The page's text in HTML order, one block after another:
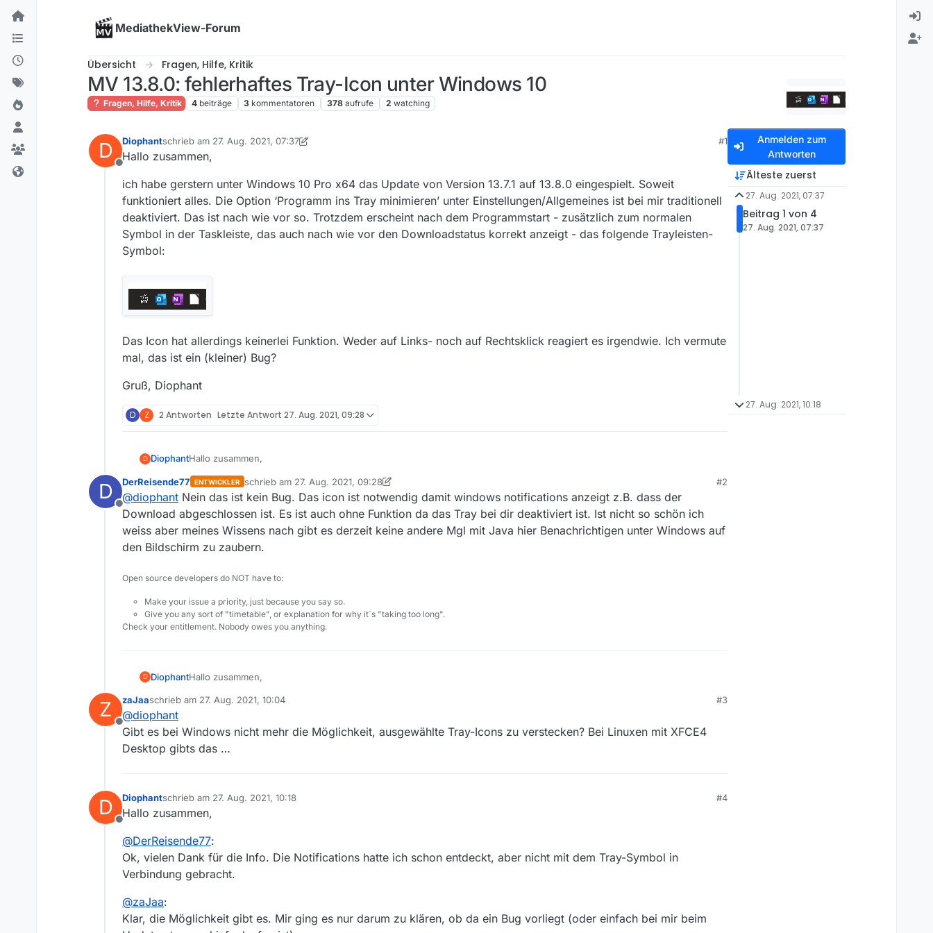
Skip to content
MediathekView-Forum
Übersicht Fragen, Hilfe, Kritik
MV 13.8.0: fehlerhaftes Tray-Icon unter Windows 10
Fragen, Hilfe, Kritik 4 beiträge 3 kommentatoren 378 aufrufe 2 watching
D
Offline
Diophantschrieb am 27. Aug. 2021, 07:37
zuletzt editiert von Diophant
#1
Hallo zusammen,
ich habe gerstern unter Windows 10 Pro x64 das Update von Version 13.7.1 auf 13.8.0 eingespielt. Soweit
funktioniert alles. Die Option ‘Programm ins Tray minimieren’ unter Einstellungen/Allgemeines ist bei mir traditionell
deaktiviert. Das ist nach wie vor so. Trotzdem erscheint nach dem Programmstart - zusätzlich zum normalen
Symbol in der Taskleiste, das auch nach wie vor den Downloadstatus korrekt anzeigt - das folgende Trayleisten-
Symbol:
Das Icon hat allerdings keinerlei Funktion. Weder auf Links- noch auf Rechtsklick reagiert es irgendwie. Ich vermute
mal, das ist ein (kleiner) Bug?
Gruß, Diophant
D Z 2 Antworten Letzte Antwort 27. Aug. 2021, 09:28
D DiophantHallo zusammen,
ich habe gerstern unter Windows 10 Pro x64 das Update von Version 13.7.1 auf 13.8.0 eingespielt. Soweit funktioniert alles.
Die Option ‘Programm ins Tray minimieren’ unter Einstellungen/Allgemeines ist bei mir traditionell deaktiviert. Das ist nach
wie vor so. Trotzdem erscheint nach dem Programmstart - zusätzlich zum normalen Symbol in der Taskleiste, das auch
nach wie vor den Downloadstatus korrekt anzeigt - das folgende Trayleisten-Symbol:
Das Icon hat allerdings keinerlei Funktion. Weder auf Links- noch auf Rechtsklick reagiert es irgendwie. Ich vermute mal,
Gruß, Diophant
D
Offline
DerReisende77 ENTWICKLER schrieb am 27. Aug. 2021, 09:28
zuletzt editiert von DerReisende77
#2
@diophant Nein das ist kein Bug. Das icon ist notwendig damit windows notifications anzeigt z.B. dass der
Download abgeschlossen ist. Es ist auch ohne Funktion da das Tray bei dir deaktiviert ist. Ist nicht so schön ich
weiss aber meines Wissens nach gibt es derzeit keine andere Mgl mit Java hier Benachrichtigen unter Windows auf
den Bildschirm zu zaubern.
Open source developers do NOT have to:
Make your issue a priority, just because you say so.
Give you any sort of "timetable", or explanation for why it´s "taking too long".
Check your entitlement. Nobody owes you anything.
D DiophantHallo zusammen,
ich habe gerstern unter Windows 10 Pro x64 das Update von Version 13.7.1 auf 13.8.0 eingespielt. Soweit funktioniert alles.
wie vor so. Trotzdem erscheint nach dem Programmstart - zusätzlich zum normalen Symbol in der Taskleiste, das auch
nach wie vor den Downloadstatus korrekt anzeigt - das folgende Trayleisten-Symbol:
Gruß, Diophant
Z
Offline
zaJaaschrieb am 27. Aug. 2021, 10:04
zuletzt editiert von
#3
@diophant
Gibt es bei Windows nicht mehr die Möglichkeit, ausgewählte Tray-Icons zu verstecken? Bei Linuxen mit XFCE4
Desktop gibts das …
D
Offline
Diophantschrieb am 27. Aug. 2021, 10:18
zuletzt editiert von
#4
Hallo zusammen,
@DerReisende77:
Ok, vielen Dank für die Info. Die Notifications hatte ich schon entdeckt, aber nicht mit dem Tray-Symbol in
Verbindung gebracht.
@zaJaa:
Klar, die Möglichkeit gibt es. Mir ging es nur darum zu klären, ob da ein Bug vorliegt (oder einfach bei mir beim
Anmelden zum
Antworten
Älteste zuerst
27. Aug. 2021, 07:37
Beitrag 1 von 4
27. Aug. 2021, 07:37
27. Aug. 2021, 10:18